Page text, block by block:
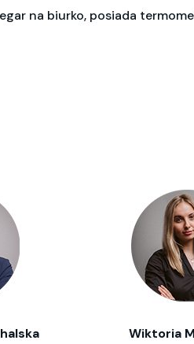
na biurko, posiada
Wiktoria